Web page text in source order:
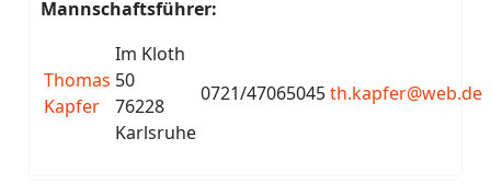
Mannschaftsführer:
Thomas
Kapfer
Im Kloth
50
76228
Karlsruhe
0721/47065045th.kapfer@web.de